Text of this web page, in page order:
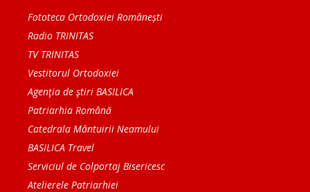
Fototeca Ortodoxiei Românești
Radio TRINITAS
TV TRINITAS
Vestitorul Ortodoxiei
Agenţia de ştiri BASILICA
Patriarhia Română
Catedrala Mântuirii Neamului
BASILICA Travel
Serviciul de Colportaj Bisericesc
Atelierele Patriarhiei